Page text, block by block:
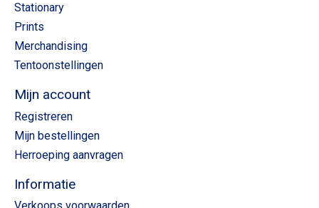
Stationary
Prints
Merchandising
Tentoonstellingen
Mijn account
Registreren
Mijn bestellingen
Herroeping aanvragen
Informatie